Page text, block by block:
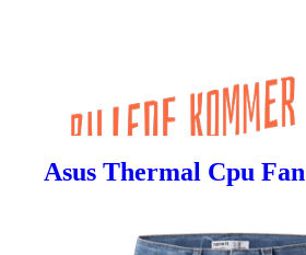
Asus Thermal Cpu Fan